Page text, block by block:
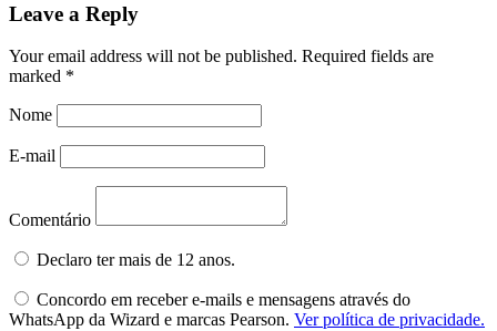
Leave a Reply
Your email address will not be published. Required fields are
marked *
Nome
E-mail
Comentário
Declaro ter mais de 12 anos.
Concordo em receber e-mails e mensagens através do
WhatsApp da Wizard e marcas Pearson. Ver política de privacidade.